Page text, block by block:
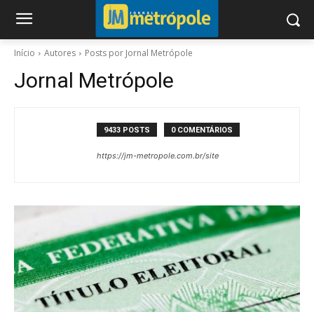
Início Autores Posts por Jornal Metrópole
Jornal Metrópole
9433 POSTS 0 COMENTÁRIOS
https://jm-metropole.com.br/site